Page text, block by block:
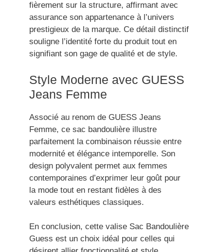
fièrement sur la structure, affirmant avec
assurance son appartenance à l’univers
prestigieux de la marque. Ce détail distinctif
souligne l’identité forte du produit tout en
signifiant son gage de qualité et de style.
Style Moderne avec GUESS
Jeans Femme
Associé au renom de GUESS Jeans
Femme, ce sac bandoulière illustre
parfaitement la combinaison réussie entre
modernité et élégance intemporelle. Son
design polyvalent permet aux femmes
contemporaines d’exprimer leur goût pour
la mode tout en restant fidèles à des
valeurs esthétiques classiques.
En conclusion, cette valise Sac Bandoulière
Guess est un choix idéal pour celles qui